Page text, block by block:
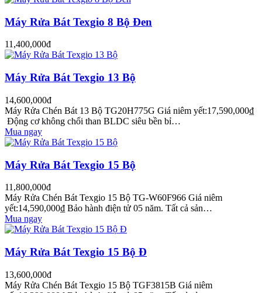
Máy Rửa Bát Texgio 8 Bộ Đen
11,400,000đ
Máy Rửa Bát Texgio 13 Bộ
14,600,000đ
Máy Rửa Chén Bát 13 Bộ TG20H775G Giá niêm yết:17,590,000₫
Động cơ không chổi than BLDC siêu bền bỉ…
Mua ngay
Máy Rửa Bát Texgio 15 Bộ
11,800,000đ
Máy Rửa Chén Bát Texgio 15 Bộ TG-W60F966 Giá niêm
yết:14,590,000₫ Bảo hành điện tử 05 năm. Tất cả sản…
Mua ngay
Máy Rửa Bát Texgio 15 Bộ Đ
13,600,000đ
Máy Rửa Chén Bát Texgio 15 Bộ TGF3815B Giá niêm